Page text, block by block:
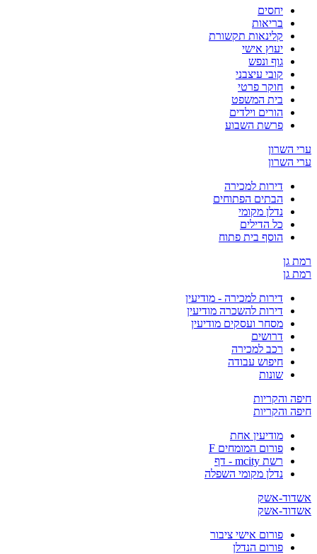
יחסים
בריאות
קלינאות תקשורת
יעוץ אישי
גוף ונפש
קובי עיצבני
חוקר פרטי
בית המשפט
הורים וילדים
פרשת השבוע
דירות למכירה
הבתים הפתוחים
נדלן מקומי
כל הדילים
הוסף בית פתוח
דירות למכירה - מודיעין
דירות להשכרה מודיעין
מסחר ועסקים מודיעין
דרושים
רכב למכירה
חיפוש עבודה
שונות
מודיעין אחת
פורום המומחים F
רשת mcity - דף
נדלן מקומי השפלה
אשק
אשק
פורום אישי ציבור
פורום הנדלן